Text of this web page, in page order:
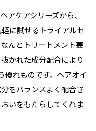
アケアシリーズから、
に試せるトライアルセ
んとトリートメント要
かれた成分配合により
優れものです。ヘアオイ
をバランスよく配合さ
いをもたらしてくれま